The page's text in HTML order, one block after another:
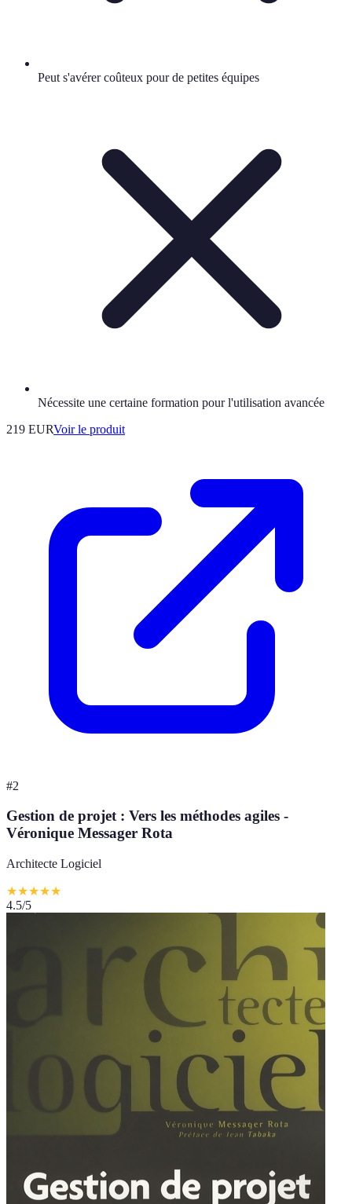
Peut s'avérer coûteux pour de petites équipes
Nécessite une certaine formation pour l'utilisation avancée
219 EURVoir le produit
#2
Gestion de projet : Vers les méthodes agiles -
Véronique Messager Rota
Architecte Logiciel
★★★★★
4.5/5